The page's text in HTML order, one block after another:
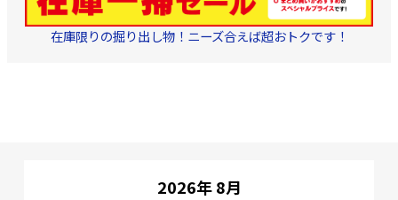
在庫限りの掘り出し物！ニーズ合えば超おトクです！
2026年 8月